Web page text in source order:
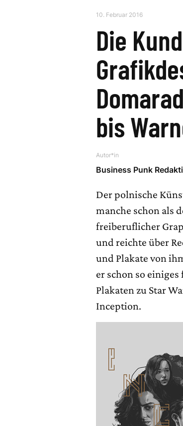
10. Februar 2016
Die
bis
Autor*in
Business Punk
Der polnische
manche schon als
freiberuflicher
und reichte über
und Plakate von
er schon so
Plakaten zu Star
Inception.